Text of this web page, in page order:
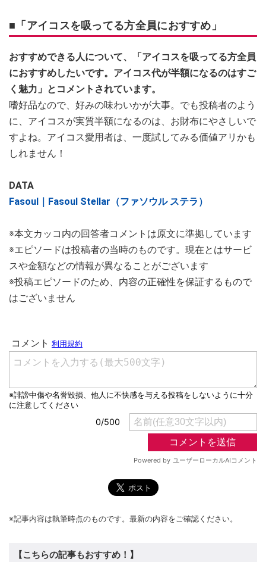
■「アイコスを吸ってる方全員におすすめ」
おすすめできる人について、「アイコスを吸ってる方全員
におすすめしたいです。アイコス代が半額になるのはすご
く魅力」とコメントされています。
嗜好品なので、好みの味わいかが大事。でも投稿者のよう
に、アイコスが実質半額になるのは、お財布にやさしいで
すよね。アイコス愛用者は、一度試してみる価値アリかも
しれません！
DATA
Fasoul｜Fasoul Stellar（ファソウル ステラ）
※本文カッコ内の回答者コメントは原文に準拠しています
※エピソードは投稿者の当時のものです。現在とはサービ
スや金額などの情報が異なることがございます
※投稿エピソードのため、内容の正確性を保証するもので
はございません
※記事内容は執筆時点のものです。最新の内容をご確認ください。
【こちらの記事もおすすめ！】